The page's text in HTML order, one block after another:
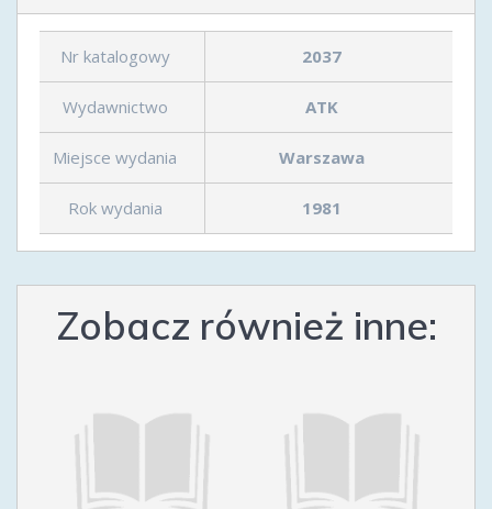
Nr katalogowy 2037
Wydawnictwo ATK
Miejsce wydania Warszawa
Rok wydania 1981
Zobacz również inne: